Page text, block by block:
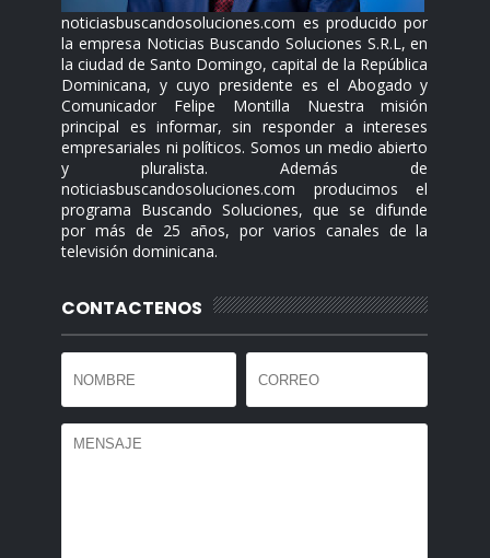
noticiasbuscandosoluciones.com es producido por
la empresa Noticias Buscando Soluciones S.R.L, en
la ciudad de Santo Domingo, capital de la República
Dominicana, y cuyo presidente es el Abogado y
Comunicador Felipe Montilla Nuestra misión
principal es informar, sin responder a intereses
empresariales ni políticos. Somos un medio abierto
y pluralista. Además de
noticiasbuscandosoluciones.com producimos el
programa Buscando Soluciones, que se difunde
por más de 25 años, por varios canales de la
televisión dominicana.
CONTACTENOS